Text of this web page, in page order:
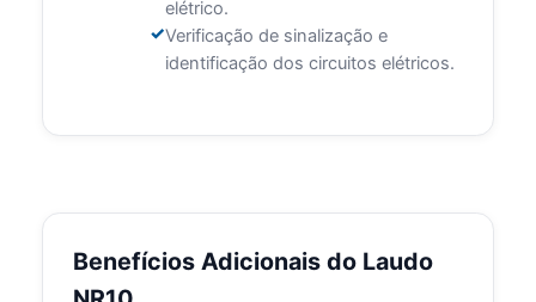
elétrico.
Verificação de sinalização e
identificação dos circuitos elétricos.
Benefícios Adicionais do Laudo